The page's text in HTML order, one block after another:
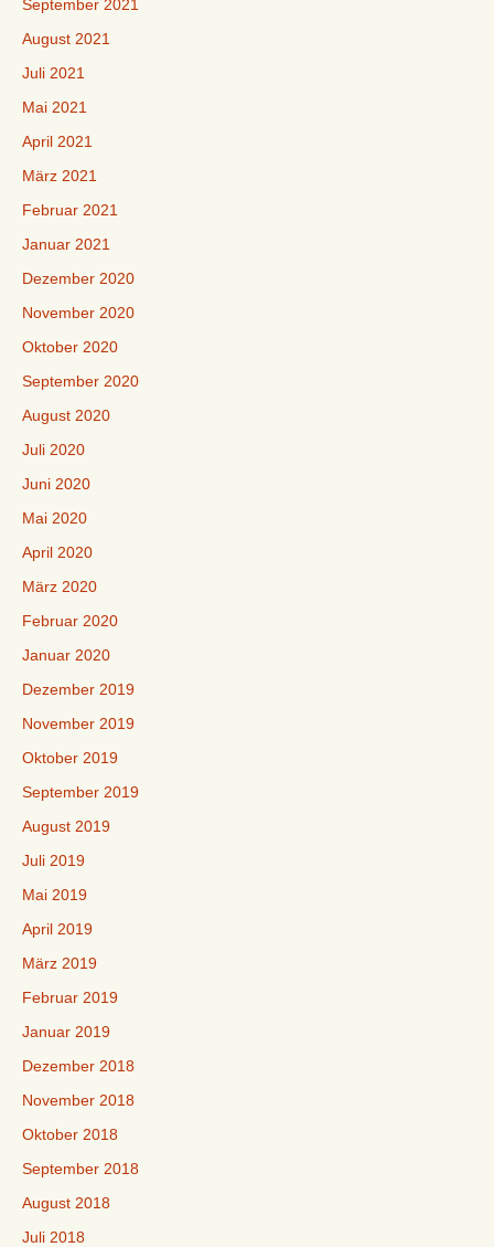
September 2021
August 2021
Juli 2021
Mai 2021
April 2021
März 2021
Februar 2021
Januar 2021
Dezember 2020
November 2020
Oktober 2020
September 2020
August 2020
Juli 2020
Juni 2020
Mai 2020
April 2020
März 2020
Februar 2020
Januar 2020
Dezember 2019
November 2019
Oktober 2019
September 2019
August 2019
Juli 2019
Mai 2019
April 2019
März 2019
Februar 2019
Januar 2019
Dezember 2018
November 2018
Oktober 2018
September 2018
August 2018
Juli 2018